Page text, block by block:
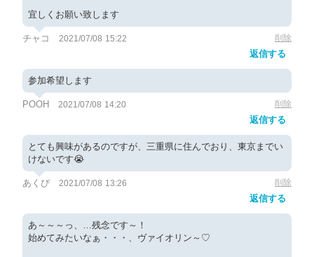
宜しくお願い致します
チャコ 2021/07/08 15:22 削除
返信する
参加希望します
POOH 2021/07/08 14:20 削除
返信する
とても興味があるのですが、三重県に住んでおり、東京までい
けないです😭
あくび 2021/07/08 13:26 削除
返信する
あ～～～っ、…残念です～！
始めてみたいなぁ・・・、ヴァイオリン～♡